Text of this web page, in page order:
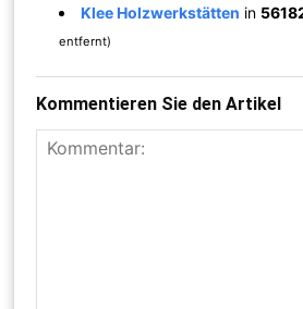
Klee Holzwerkstätten in
entfernt)
Kommentieren Sie den Artikel